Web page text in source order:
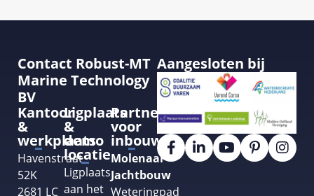
Contact Robust-MT
Marine Technology
BV
Kantoor
&
werkplaats
Havenstraat
52K
2681 LC
Ligplaats
&
demo
locatie
Ligplaats
aan het
Partner
voor
inbouw
Molenaar
Jachtbouw
Weteringpad
Aangesloten bij